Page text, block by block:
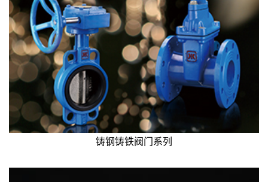
铸钢铸铁阀门系列